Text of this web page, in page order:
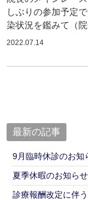
しぶりの参加予定
染状況を鑑みて（
2022.07.14
最新の記事
9月臨時休診のお知
夏季休暇のお知らせ
診療報酬改定に伴